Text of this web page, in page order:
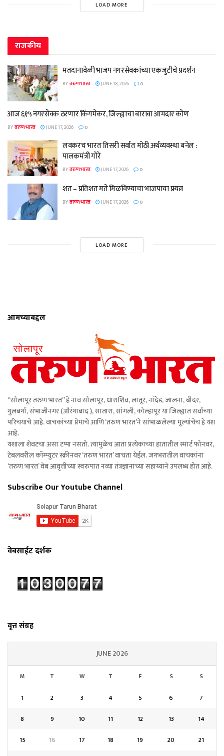
LOAD MORE
राजकीय
मतदानावेळी भाजप नगरसेवकांच्या एकजुटीचे प्रदर्शन
BYतरुण भारत JUNE 18, 2026 0
आज ६१५ नगरसेवक ठरणार किंगमेकर, जिल्ह्याचा बारावा आमदार कोण
BYतरुण भारत JUNE 17, 2026 0
लवकरच भारत तिसरी सर्वात मोठी अर्थव्यवस्था बनेल :
पालकमंत्री गोरे
BYतरुण भारत JUNE 17, 2026 0
शत – प्रतिशत मते मिळविण्याचा भाजपाचा प्रयत्न
BYतरुण भारत JUNE 17, 2026 0
LOAD MORE
आमच्याबद्दल
“सोलापूर तरुण भारत” हे नाव सोलापूर, धाराशिव, लातूर, नांदेड, जालना, बीदर,
गुलबर्गा, संभाजीनगर (औरंगाबाद ), सातारा, सांगली, कोल्हापूर या जिल्ह्यात सर्वांच्या
परिचयाचे आहे. वाचकांच्या प्रेमाचे आणि ‘तरुण भारत’ने सांभाळलेल्या मूल्यांचेच हे यश
आहे.
यशाला शेवटचा असा टप्पा नसतो. त्यामुळेच आता प्रत्येकाच्या हातातील स्मार्ट फोनवर,
टेबलवरील कॉम्प्युटर स्क्रीनवर ‘तरुण भारत’ वाचता येईल. जगभरातील वाचकांना
‘तरुण भारत’ वेब आवृत्तीच्या स्वरुपात नव्या तंत्रज्ञानाच्या सहाय्याने उपलब्ध होत आहे.
Subscribe Our Youtube Channel
वेबसाईट दर्शक
वृत्त संग्रह
JUNE 2026
M T W T F S S
1 2 3 4 5 6
7
8
9 10 11 12 13
14
15
16 17 18 19 20
21